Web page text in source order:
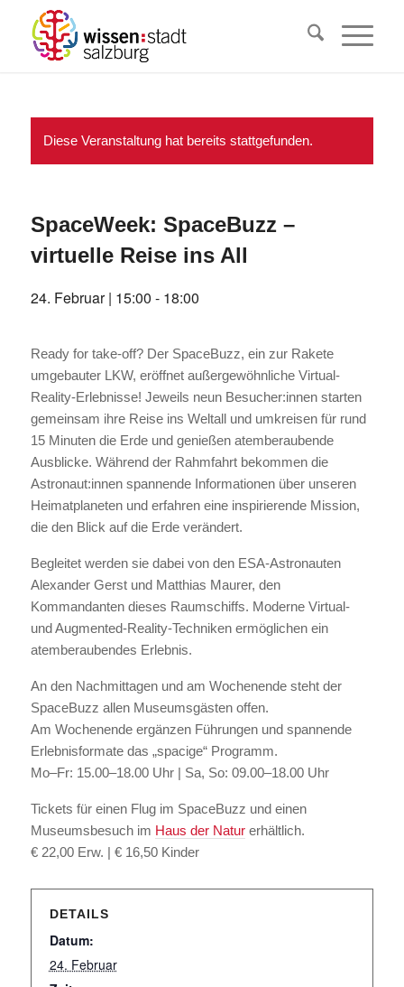
Diese Veranstaltung hat bereits stattgefunden.
SpaceWeek: SpaceBuzz –
virtuelle Reise ins All
24. Februar | 15:00 - 18:00
Ready for take-off? Der SpaceBuzz, ein zur Rakete
umgebauter LKW, eröffnet außergewöhnliche Virtual-
Reality-Erlebnisse! Jeweils neun Besucher:innen starten
gemeinsam ihre Reise ins Weltall und umkreisen für rund
15 Minuten die Erde und genießen atemberaubende
Ausblicke. Während der Rahmfahrt bekommen die
Astronaut:innen spannende Informationen über unseren
Heimatplaneten und erfahren eine inspirierende Mission,
die den Blick auf die Erde verändert.
Begleitet werden sie dabei von den ESA-Astronauten
Alexander Gerst und Matthias Maurer, den
Kommandanten dieses Raumschiffs. Moderne Virtual-
und Augmented-Reality-Techniken ermöglichen ein
atemberaubendes Erlebnis.
An den Nachmittagen und am Wochenende steht der
SpaceBuzz allen Museumsgästen offen.
Am Wochenende ergänzen Führungen und spannende
Erlebnisformate das „spacige“ Programm.
Mo–Fr: 15.00–18.00 Uhr | Sa, So: 09.00–18.00 Uhr
Tickets für einen Flug im SpaceBuzz und einen
Museumsbesuch im Haus der Naturerhältlich.
€ 22,00 Erw. | € 16,50 Kinder
DETAILS
Datum:
24. Februar